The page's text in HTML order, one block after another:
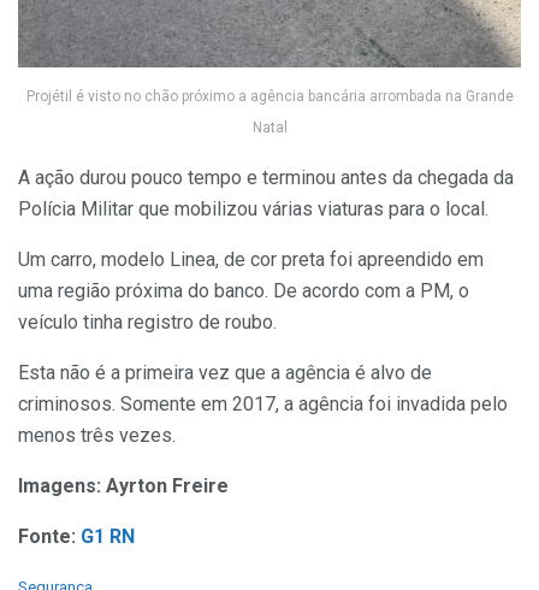
Projétil é visto no chão próximo a agência bancária arrombada na Grande
Natal
A ação durou pouco tempo e terminou antes da chegada da
Polícia Militar que mobilizou várias viaturas para o local.
Um carro, modelo Linea, de cor preta foi apreendido em
uma região próxima do banco. De acordo com a PM, o
veículo tinha registro de roubo.
Esta não é a primeira vez que a agência é alvo de
criminosos. Somente em 2017, a agência foi invadida pelo
menos três vezes.
Imagens: Ayrton Freire
Fonte: G1 RN
C